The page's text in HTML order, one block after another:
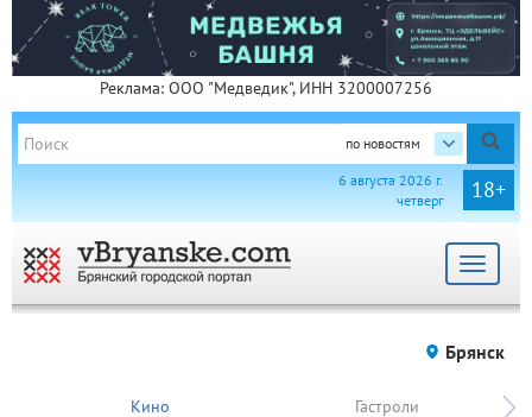
Реклама: ООО "Медведик", ИНН 3200007256
по новостям
18+
6 августа 2026 г.
четверг
Toggle
Брянск
Кино Гастроли